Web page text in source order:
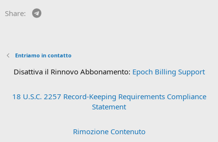
Share:
Entriamo in contatto
Disattiva il Rinnovo Abbonamento: Epoch Billing Support
18 U.S.C. 2257 Record-Keeping Requirements Compliance
Statement
Rimozione Contenuto